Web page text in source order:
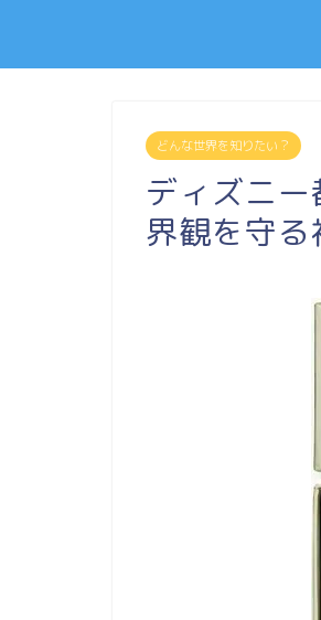
どんな世界を知りたい？
ディズニ
界観を守る